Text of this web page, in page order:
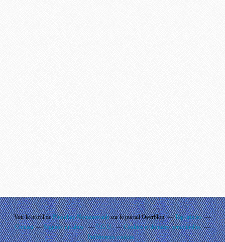
Voir le profil dePhouthay Nontanovanhsur le portail Overblog
Top articles
Contact
Signaler un abus C.G.U.
Cookies et données personnelles
Préférences cookies